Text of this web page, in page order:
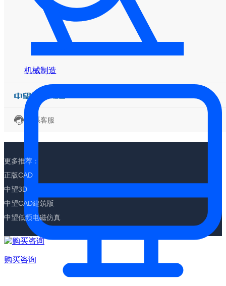
机械制造
联系客服
更多推荐：
正版CAD
中望3D
中望CAD建筑版
中望低频电磁仿真
购买咨询